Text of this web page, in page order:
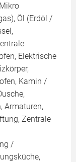
Öl (Erdöl /
Elektrische
Kamin /
Armaturen,
Zentrale
/